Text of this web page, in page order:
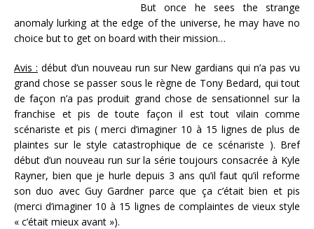
But once he sees the strange
anomaly lurking at the edge of the universe, he may have no
choice but to get on board with their mission…
Avis : début d’un nouveau run sur New gardians qui n’a pas vu
grand chose se passer sous le règne de Tony Bedard, qui tout
de façon n’a pas produit grand chose de sensationnel sur la
franchise et pis de toute façon il est tout vilain comme
scénariste et pis ( merci d’imaginer 10 à 15 lignes de plus de
plaintes sur le style catastrophique de ce scénariste ). Bref
début d’un nouveau run sur la série toujours consacrée à Kyle
Rayner, bien que je hurle depuis 3 ans qu’il faut qu’il reforme
son duo avec Guy Gardner parce que ça c’était bien et pis
(merci d’imaginer 10 à 15 lignes de complaintes de vieux style
« c’était mieux avant »).